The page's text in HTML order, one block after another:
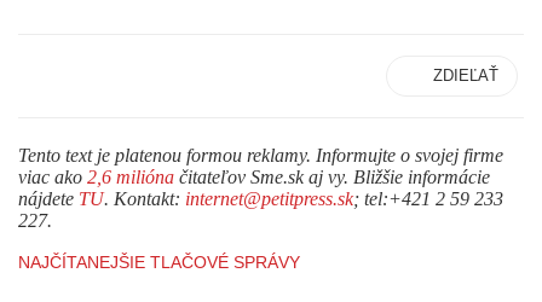
ZDIEĽAŤ
Tento text je platenou formou reklamy. Informujte o svojej firme
viac ako 2,6 milióna čitateľov Sme.sk aj vy. Bližšie informácie
nájdete TU. Kontakt: internet@petitpress.sk; tel:+421 2 59 233
227.
NAJČÍTANEJŠIE TLAČOVÉ SPRÁVY